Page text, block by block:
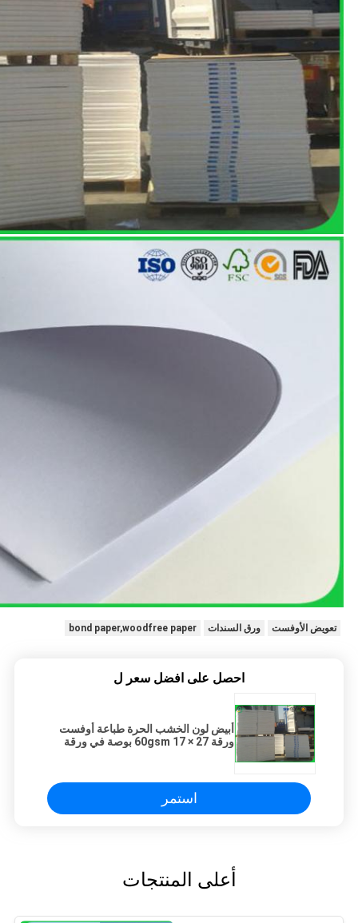
تعويض الأوفست ورق السندات bond paper,woodfree paper
احصل على افضل سعر ل
أبيض لون الخشب الحرة طباعة أوفست
ورقة 60gsm 17 × 27 بوصة في ورقة
استمر
أعلى المنتجات